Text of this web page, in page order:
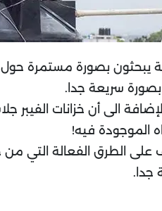
يبحثون بصورة مستمرة
بصورة سريعة جدا.
الى أن خزانات
الموجودة فيه!
على الطرق الفعالة
جدا.